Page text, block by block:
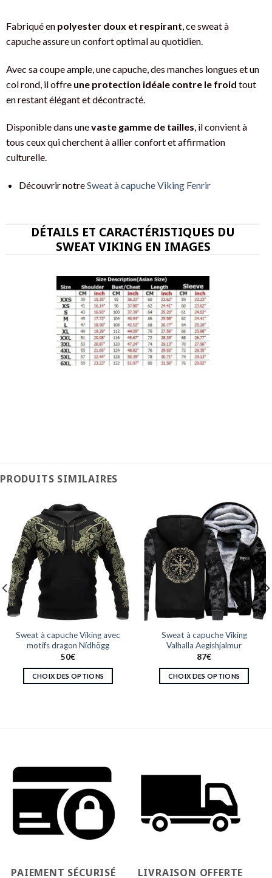
Fabriqué en polyester doux et respirant , ce sweat à
capuche assure un confort optimal au quotidien.
Avec sa coupe ample, une capuche, des manches longues et un
col rond, il offre une protection idéale contre le froid tout
en restant élégant et décontracté.
Disponible dans unevaste gamme de tailles, il convient à
tous ceux qui cherchent à allier confort et affirmation
culturelle.
Découvrir notreSweat à capuche Viking Fenrir
DÉTAILS ET CARACTÉRISTIQUES DU
SWEAT VIKING EN IMAGES
PRODUITS SIMILAIRES
Sweat à capuche Viking avec
motifs dragon Nídhögg
50€
CHOIX DES OPTIONS
options
être
choisies
la
page
produit
Sweat à capuche Viking
Valhalla Aegishjalmur
87€
CHOIX DES OPTIONS
choisies
sur
produit
PAIEMENT SÉCURISÉ LIVRAISON OFFERTE